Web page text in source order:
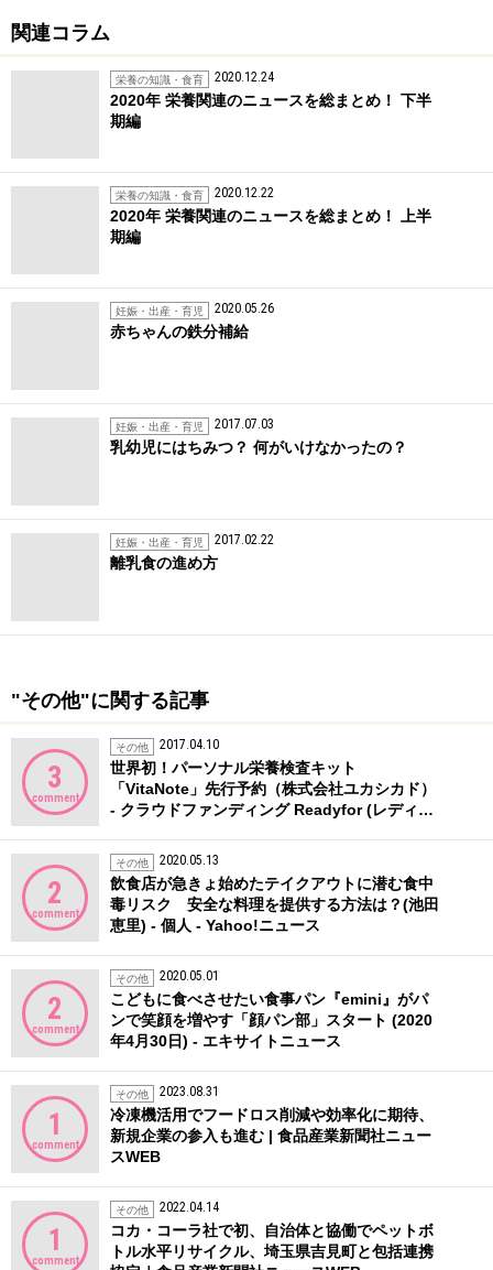
関連コラム
栄養の知識・食育 2020.12.24
2020年 栄養関連のニュースを総まとめ！ 下半
期編
栄養の知識・食育 2020.12.22
2020年 栄養関連のニュースを総まとめ！ 上半
期編
妊娠・出産・育児 2020.05.26
赤ちゃんの鉄分補給
妊娠・出産・育児 2017.07.03
乳幼児にはちみつ？ 何がいけなかったの？
妊娠・出産・育児 2017.02.22
離乳食の進め方
"その他"に関する記事
3
comment
その他 2017.04.10
世界初！パーソナル栄養検査キット
「VitaNote」先行予約（株式会社ユカシカド）
- クラウドファンディング Readyfor (レディ…
2
comment
その他 2020.05.13
飲食店が急きょ始めたテイクアウトに潜む食中
毒リスク 安全な料理を提供する方法は？(池田
恵里) - 個人 - Yahoo!ニュース
2
comment
その他 2020.05.01
こどもに食べさせたい食事パン『emini』がパ
ンで笑顔を増やす「顔パン部」スタート (2020
年4月30日) - エキサイトニュース
1
comment
その他 2023.08.31
冷凍機活用でフードロス削減や効率化に期待、
新規企業の参入も進む | 食品産業新聞社ニュー
スWEB
1
comment
その他 2022.04.14
コカ・コーラ社で初、自治体と協働でペットボ
トル水平リサイクル、埼玉県吉見町と包括連携